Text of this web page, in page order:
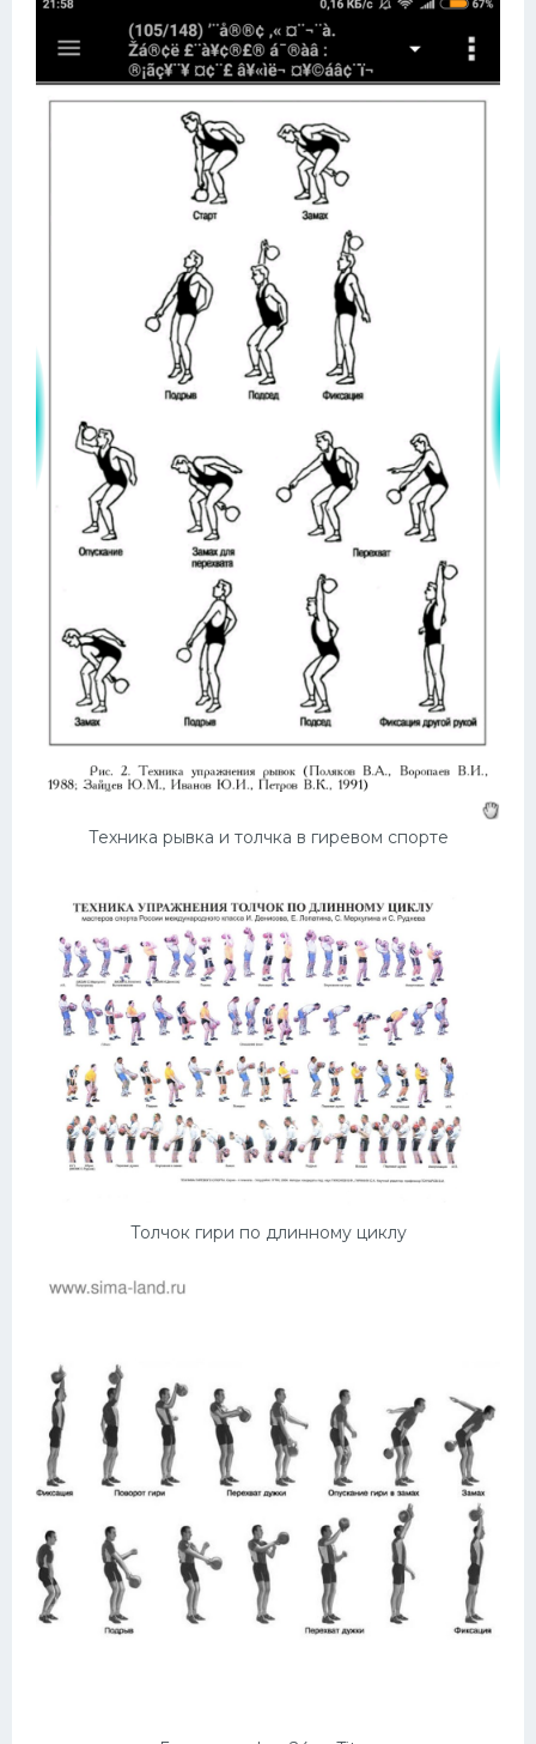
Техника рывка и толчка в гиревом спорте
Толчок гири по длинному циклу